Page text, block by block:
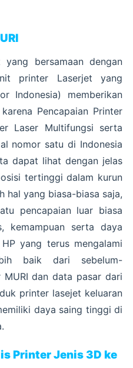
bersamaan dengan
printer Laserjet yang
Indonesia) memberikan
Pencapaian Printer
Laser Multifungsi serta
nomor satu di Indonesia
dapat lihat dengan jelas
tertinggi dalam kurun
hal yang biasa-biasa saja,
pencapaian luar biasa
kemampuan serta daya
yang terus mengalami
baik dari sebelum-
MURI dan data pasar dari
printer lasejet keluaran
daya saing tinggi di
Printer Jenis 3D ke